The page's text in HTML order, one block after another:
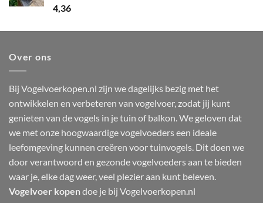
Gewaardeerd
4.44
4,36
Over ons
Bij Vogelvoerkopen.nl zijn we dagelijks bezig met het
ontwikkelen en verbeteren van vogelvoer, zodat jij kunt
genieten van de vogels in je tuin of balkon. We geloven dat
we met onze hoogwaardige vogelvoeders een ideale
leefomgeving kunnen creëren voor tuinvogels. Dit doen we
door verantwoord en gezonde vogelvoeders aan te bieden
waar je, elke dag weer, veel plezier aan kunt beleven.
Vogelvoer kopendoe je bij Vogelvoerkopen.nl